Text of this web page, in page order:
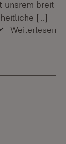
unsrem breit
[…]
Weiterlesen